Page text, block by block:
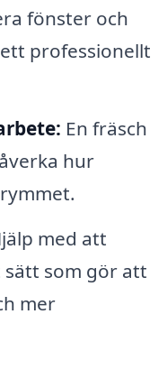
fönster och
professionellt
En fräsch
hur
med att
som gör att
mer